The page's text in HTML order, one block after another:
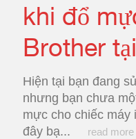
khi đổ
Brother
Hiện tại bạn đang
nhưng bạn chưa
mực cho chiếc máy
đây bạ...
read more